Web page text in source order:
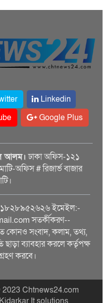
Linkedin
Google Plus
আলম। ঢাকা অফিস-১২১
অফিস # রিজার্ভ বাজার
ইমেইল:-
সতর্কীকরণ--
কোনও সংবাদ, কলাম, তথ্য,
ব্যাবহার করলে কর্তৃপক্ষ
করবে।
Chtnews24.com